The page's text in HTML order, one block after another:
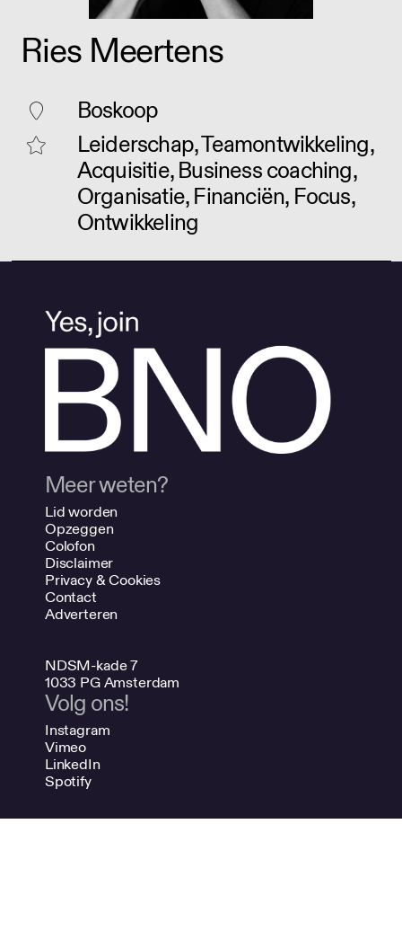
Ries Meertens
Boskoop
Leiderschap, Teamontwikkeling,
Acquisitie, Business coaching,
Organisatie, Financiën, Focus,
Ontwikkeling
Meer weten?
Lid worden
Opzeggen
Colofon
Disclaimer
Privacy & Cookies
Contact
Adverteren
NDSM-kade 7
1033 PG Amsterdam
Volg ons!
Instagram
Vimeo
LinkedIn
Spotify